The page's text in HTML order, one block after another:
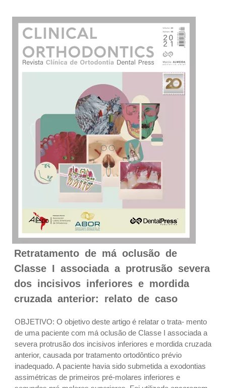
Retratamento de má oclusão de
Classe I associada a protrusão severa
dos incisivos inferiores e mordida
cruzada anterior: relato de caso
OBJETIVO: O objetivo deste artigo é relatar o trata- mento
de uma paciente com má oclusão de Classe I associada a
severa protrusão dos incisivos inferiores e mordida cruzada
anterior, causada por tratamento ortodôntico prévio
inadequado. A paciente havia sido submetida a exodontias
assimétricas de primeiros pré-molares inferiores e